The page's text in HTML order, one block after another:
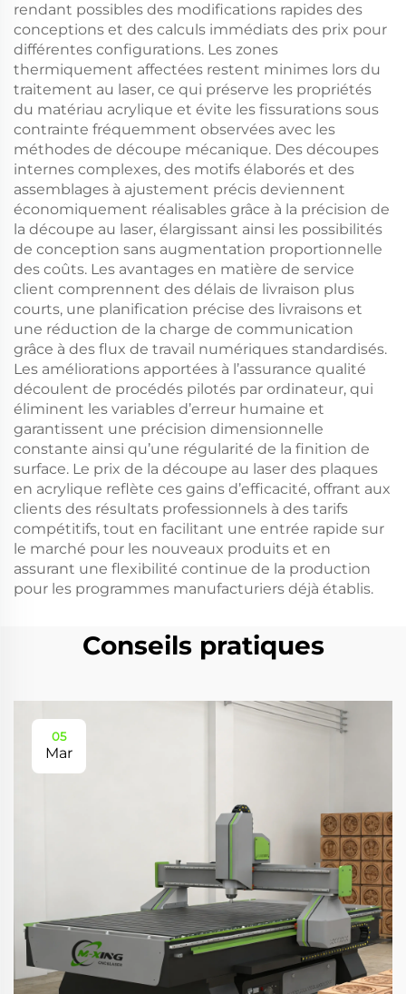
rendant possibles des modifications rapides des
conceptions et des calculs immédiats des prix pour
différentes configurations. Les zones
thermiquement affectées restent minimes lors du
traitement au laser, ce qui préserve les propriétés
du matériau acrylique et évite les fissurations sous
contrainte fréquemment observées avec les
méthodes de découpe mécanique. Des découpes
internes complexes, des motifs élaborés et des
assemblages à ajustement précis deviennent
économiquement réalisables grâce à la précision de
la découpe au laser, élargissant ainsi les possibilités
de conception sans augmentation proportionnelle
des coûts. Les avantages en matière de service
client comprennent des délais de livraison plus
courts, une planification précise des livraisons et
une réduction de la charge de communication
grâce à des flux de travail numériques standardisés.
Les améliorations apportées à l’assurance qualité
découlent de procédés pilotés par ordinateur, qui
éliminent les variables d’erreur humaine et
garantissent une précision dimensionnelle
constante ainsi qu’une régularité de la finition de
surface. Le prix de la découpe au laser des plaques
en acrylique reflète ces gains d’efficacité, offrant aux
clients des résultats professionnels à des tarifs
compétitifs, tout en facilitant une entrée rapide sur
le marché pour les nouveaux produits et en
assurant une flexibilité continue de la production
pour les programmes manufacturiers déjà établis.
Conseils pratiques
05
Mar